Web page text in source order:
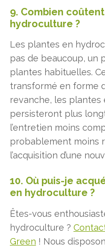
9. Combien
hydroculture ?
Les plantes en
pas de beaucoup, un
plantes habituelles.
transformé en forme
revanche, les plantes
persisteront plus
l’entretien moins
probablement moins
l’acquisition d’une
10. Où puis-je
en hydroculture ?
Êtes-vous
hydroculture ?
Green ! Nous